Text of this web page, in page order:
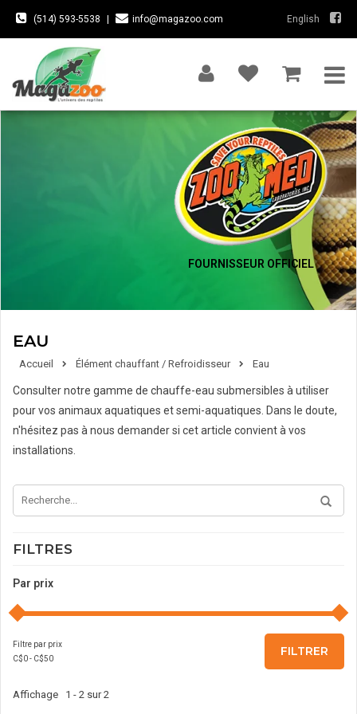
(514) 593-5538 info@magazoo.com English
FOURNISSEUR OFFICIEL
EAU
Accueil Élément chauffant / Refroidisseur Eau
Consulter notre gamme de chauffe-eau submersibles à utiliser
pour vos animaux aquatiques et semi-aquatiques. Dans le doute,
n'hésitez pas à nous demander si cet article convient à vos
installations.
FILTRES
Par prix
Filtre par prix
C$0- C$50
FILTRER
Affichage 1 - 2 sur 2